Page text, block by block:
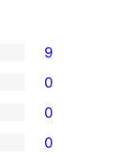
9
0
0
0